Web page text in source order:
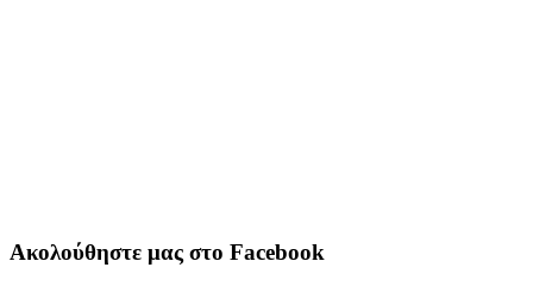
Ακολούθηστε μας στο Facebook